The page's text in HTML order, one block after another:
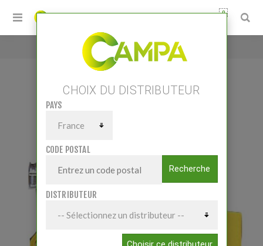
0
Accueil / FoxlightS
CHOIX DU DISTRIBUTEUR
PAYS
CODE POSTAL
Recherche
DISTRIBUTEUR